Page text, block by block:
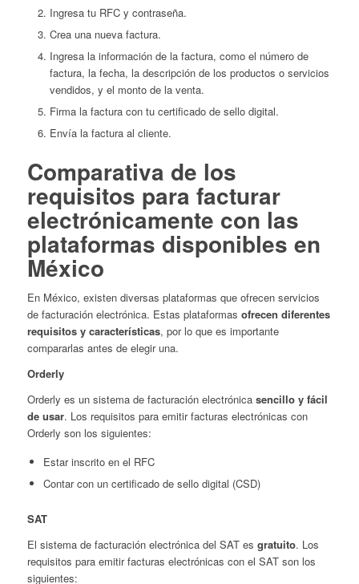
Ingresa tu RFC y contraseña.
Crea una nueva factura.
Ingresa la información de la factura, como el número de
factura, la fecha, la descripción de los productos o servicios
vendidos, y el monto de la venta.
Firma la factura con tu certificado de sello digital.
Envía la factura al cliente.
Comparativa de los
requisitos para facturar
electrónicamente con las
plataformas disponibles en
México
En México, existen diversas plataformas que ofrecen servicios
de facturación electrónica. Estas plataformas ofrecen diferentes
requisitos y características, por lo que es importante
compararlas antes de elegir una.
Orderly
Orderly es un sistema de facturación electrónica sencillo y fácil
de usar. Los requisitos para emitir facturas electrónicas con
Orderly son los siguientes:
Estar inscrito en el RFC
Contar con un certificado de sello digital (CSD)
SAT
El sistema de facturación electrónica del SAT es gratuito. Los
requisitos para emitir facturas electrónicas con el SAT son los
siguientes: